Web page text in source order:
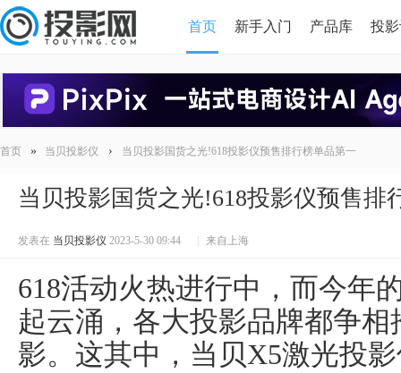
首页 新手入门 产品库 投
HDMI版本对比
首页 » 当贝投影仪 › 当贝投影国货之光!618投影仪预售排行榜单品第一
当贝投影国货之光!618投影仪预售排
发表在 当贝投影仪 2023-5-30 09:44 来自上海
618活动火热进行中，而今年
起云涌，各大投影品牌都争
影。这其中，当贝X5激光投